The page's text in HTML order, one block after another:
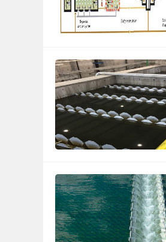
厌氧 IC UASB 高密度沉淀
池 厌氧氨氧化 蒸发结晶